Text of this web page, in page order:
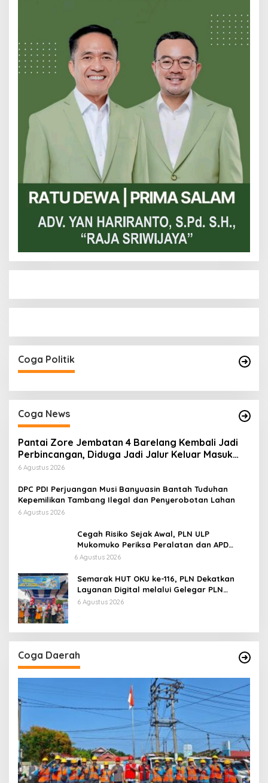
Coga Politik
Coga News
Pantai Zore Jembatan 4 Barelang Kembali Jadi
Perbincangan, Diduga Jadi Jalur Keluar Masuk
Barang Tanpa Dokumen Kepabeanan, Nama
Mengungkap Dugaan Aktivitas di Kawasan Pesisir
6 Agustus 2026
DPC PDI Perjuangan Musi Banyuasin Bantah Tuduhan
Kepemilikan Tambang Ilegal dan Penyerobotan Lahan
6 Agustus 2026
Cegah Risiko Sejak Awal, PLN ULP
Mukomuko Periksa Peralatan dan APD
Petugas secara Rutin
6 Agustus 2026
Semarak HUT OKU ke-116, PLN Dekatkan
Layanan Digital melalui Gelegar PLN
Mobile 2026
6 Agustus 2026
Coga Daerah